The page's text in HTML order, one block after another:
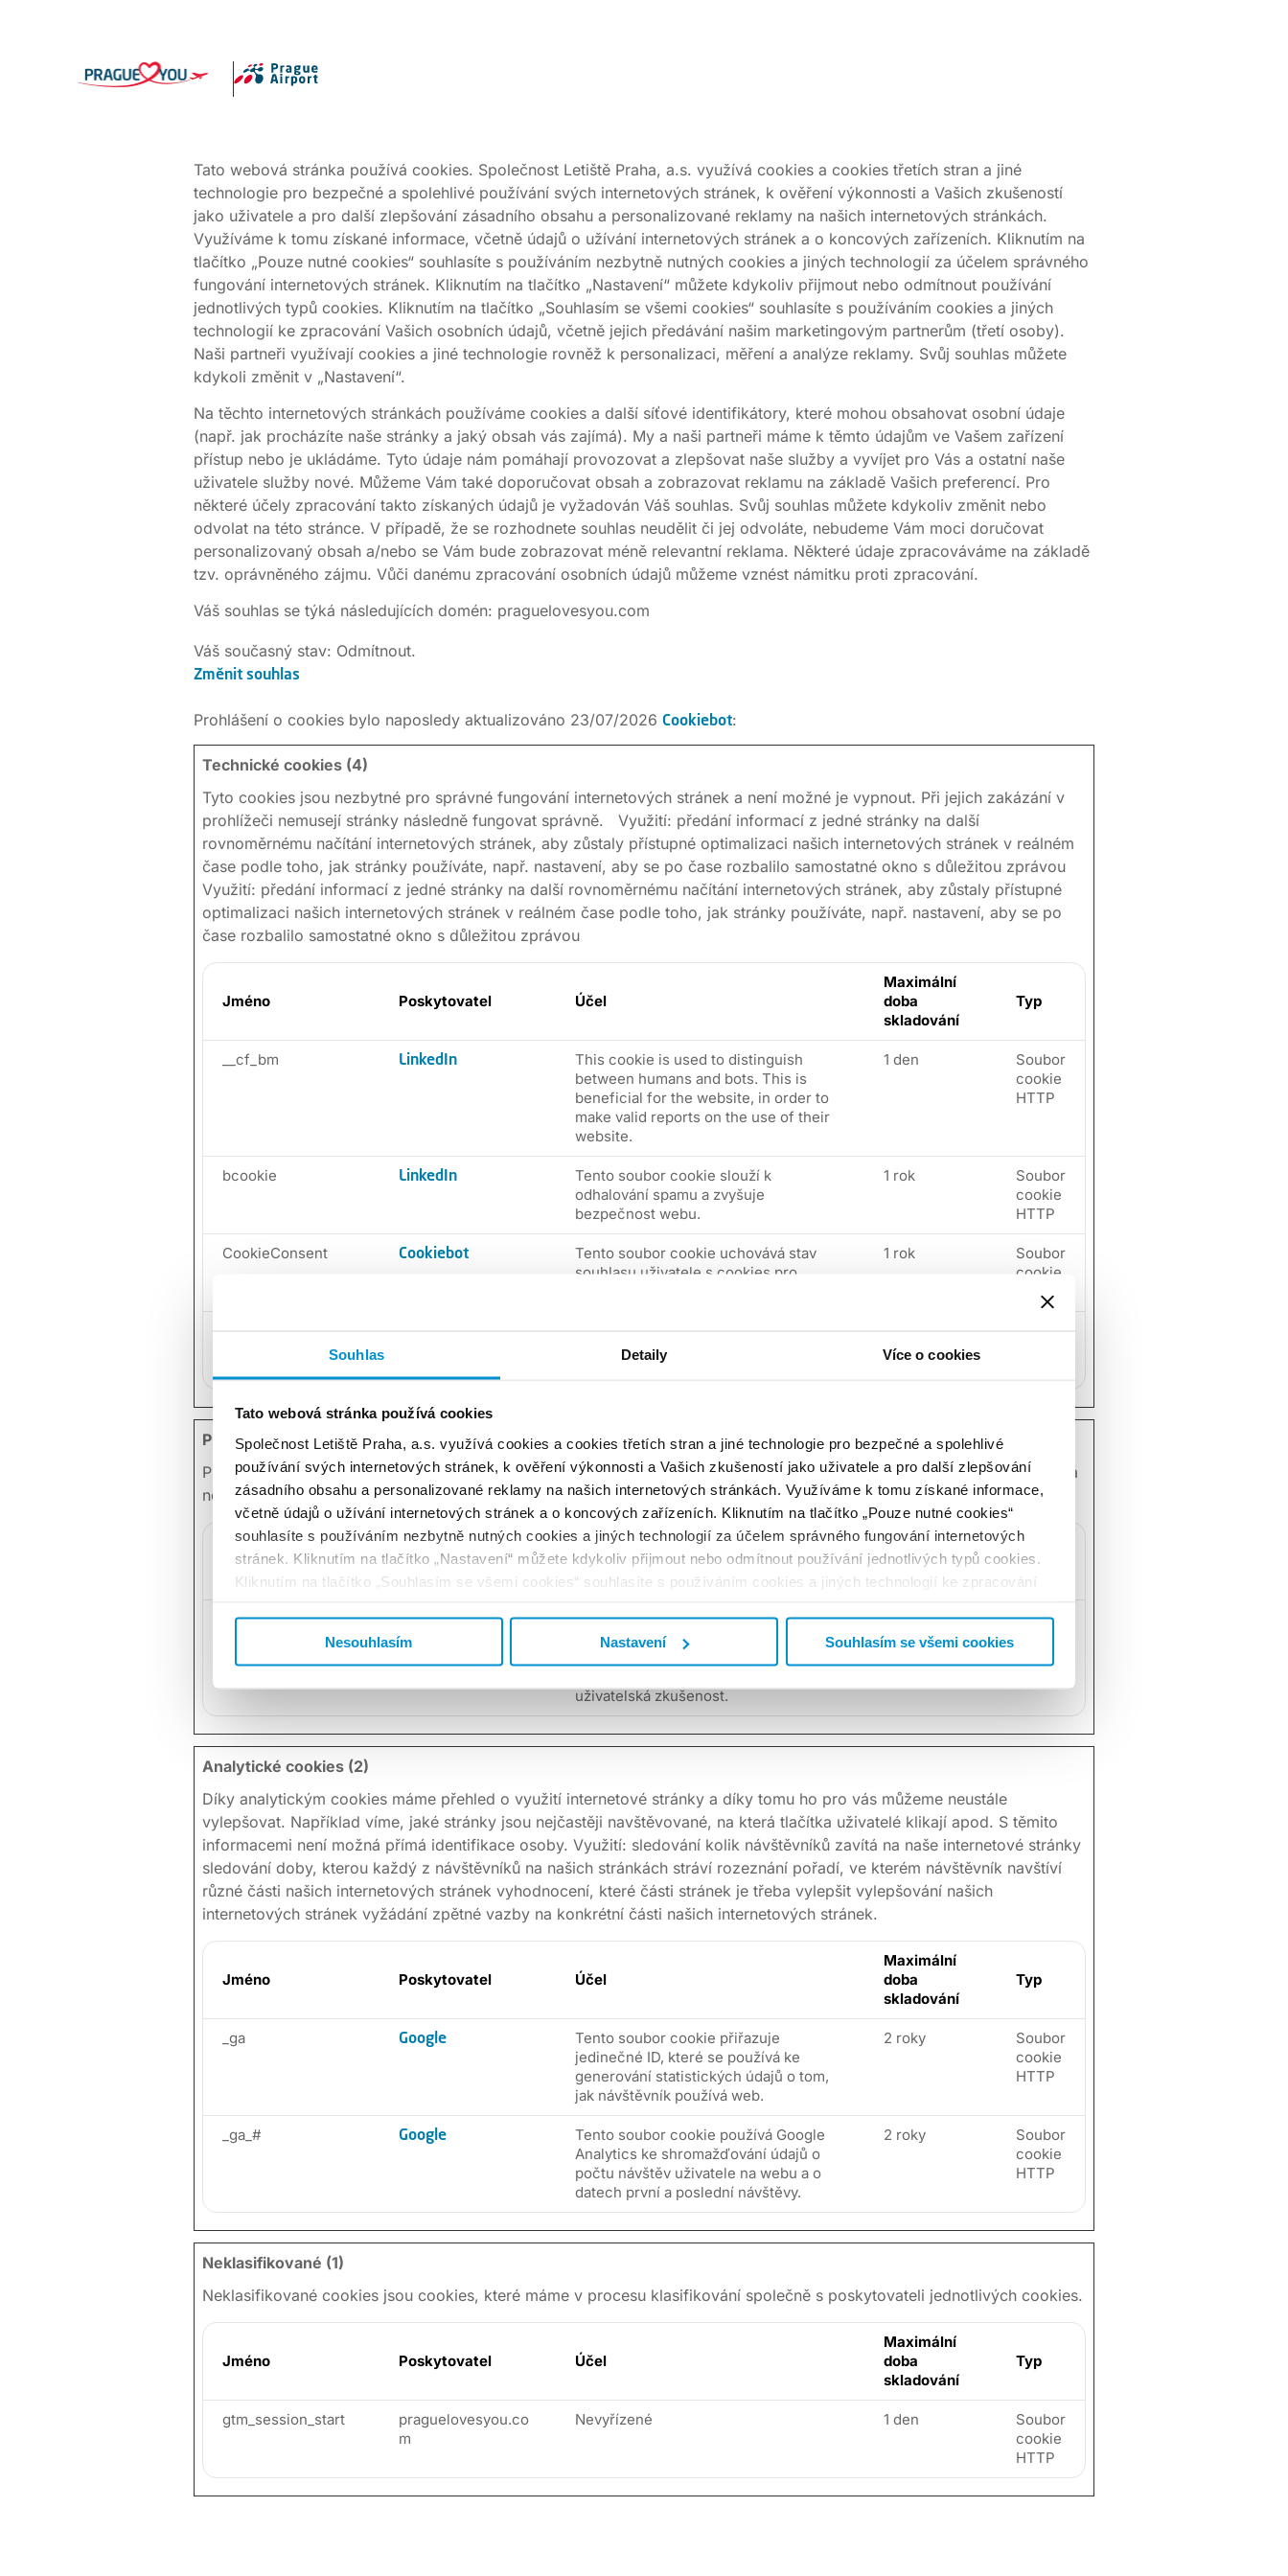
Souhlas Detaily Více o cookies
Tato webová stránka používá cookies
Společnost Letiště Praha, a.s. využívá cookies a cookies třetích stran a jiné technologie pro bezpečné a spolehlivé
používání svých internetových stránek, k ověření výkonnosti a Vašich zkušeností jako uživatele a pro další zlepšování
zásadního obsahu a personalizované reklamy na našich internetových stránkách. Využíváme k tomu získané informace,
včetně údajů o užívání internetových stránek a o koncových zařízeních. Kliknutím na tlačítko „Pouze nutné cookies“
souhlasíte s používáním nezbytně nutných cookies a jiných technologií za účelem správného fungování internetových
stránek. Kliknutím na tlačítko „Nastavení“ můžete kdykoliv přijmout nebo odmítnout používání jednotlivých typů cookies.
Kliknutím na tlačítko „Souhlasím se všemi cookies“ souhlasíte s používáním cookies a jiných technologií ke zpracování
Nesouhlasím Nastavení Souhlasím se všemi cookies
Tato webová stránka používá cookies. Společnost Letiště Praha, a.s. využívá cookies a cookies třetích stran a jiné
technologie pro bezpečné a spolehlivé používání svých internetových stránek, k ověření výkonnosti a Vašich zkušeností
jako uživatele a pro další zlepšování zásadního obsahu a personalizované reklamy na našich internetových stránkách.
Využíváme k tomu získané informace, včetně údajů o užívání internetových stránek a o koncových zařízeních. Kliknutím na
tlačítko „Pouze nutné cookies“ souhlasíte s používáním nezbytně nutných cookies a jiných technologií za účelem správného
fungování internetových stránek. Kliknutím na tlačítko „Nastavení“ můžete kdykoliv přijmout nebo odmítnout používání
jednotlivých typů cookies. Kliknutím na tlačítko „Souhlasím se všemi cookies“ souhlasíte s používáním cookies a jiných
technologií ke zpracování Vašich osobních údajů, včetně jejich předávání našim marketingovým partnerům (třetí osoby).
Naši partneři využívají cookies a jiné technologie rovněž k personalizaci, měření a analýze reklamy. Svůj souhlas můžete
kdykoli změnit v „Nastavení“.
Na těchto internetových stránkách používáme cookies a další síťové identifikátory, které mohou obsahovat osobní údaje
(např. jak procházíte naše stránky a jaký obsah vás zajímá). My a naši partneři máme k těmto údajům ve Vašem zařízení
přístup nebo je ukládáme. Tyto údaje nám pomáhají provozovat a zlepšovat naše služby a vyvíjet pro Vás a ostatní naše
uživatele služby nové. Můžeme Vám také doporučovat obsah a zobrazovat reklamu na základě Vašich preferencí. Pro
některé účely zpracování takto získaných údajů je vyžadován Váš souhlas. Svůj souhlas můžete kdykoliv změnit nebo
odvolat na této stránce. V případě, že se rozhodnete souhlas neudělit či jej odvoláte, nebudeme Vám moci doručovat
personalizovaný obsah a/nebo se Vám bude zobrazovat méně relevantní reklama. Některé údaje zpracováváme na základě
tzv. oprávněného zájmu. Vůči danému zpracování osobních údajů můžeme vznést námitku proti zpracování.
Váš souhlas se týká následujících domén: praguelovesyou.com
Váš současný stav: Odmítnout.
Změnit souhlas
Prohlášení o cookies bylo naposledy aktualizováno 23/07/2026 Cookiebot:
Technické cookies (4)
Tyto cookies jsou nezbytné pro správné fungování internetových stránek a není možné je vypnout. Při jejich zakázání v
prohlížeči nemusejí stránky následně fungovat správně. Využití: předání informací z jedné stránky na další
rovnoměrnému načítání internetových stránek, aby zůstaly přístupné optimalizaci našich internetových stránek v reálném
čase podle toho, jak stránky používáte, např. nastavení, aby se po čase rozbalilo samostatné okno s důležitou zprávou
Využití: předání informací z jedné stránky na další rovnoměrnému načítání internetových stránek, aby zůstaly přístupné
optimalizaci našich internetových stránek v reálném čase podle toho, jak stránky používáte, např. nastavení, aby se po
čase rozbalilo samostatné okno s důležitou zprávou
Jméno Poskytovatel Účel
Maximální
doba
skladování
Typ
__cf_bm LinkedIn
This cookie is used to distinguish
between humans and bots. This is
beneficial for the website, in order to
make valid reports on the use of their
website.
1 den
Soubor
cookie
HTTP
bcookie LinkedIn
Tento soubor cookie slouží k
odhalování spamu a zvyšuje
bezpečnost webu.
1 rok
Soubor
cookie
HTTP
CookieConsent Cookiebot
Tento soubor cookie uchovává stav
souhlasu uživatele s cookies pro
1 rok
Soubor
cookie
HTTP
souhlasu uživatele s cookies pro
aktuální doménu.
Preferenční (1)
Preferenční cookies umožňují, aby si webová stránka zapamatovala informace, které mění, jak se webová stránka chová
nebo jak vypadá. Je to například preferovaný jazyk nebo region, kde se nacházíte.
Jméno Poskytovatel Účel
Maximální
doba
skladování
Typ
lidc LinkedIn
Tento soubor cookie zaznamenává,
která serverová skupina obsluhuje
uživatelská zkušenost.
1 den
Soubor
Analytické cookies (2)
Díky analytickým cookies máme přehled o využití internetové stránky a díky tomu ho pro vás můžeme neustále
vylepšovat. Například víme, jaké stránky jsou nejčastěji navštěvované, na která tlačítka uživatelé klikají apod. S těmito
informacemi není možná přímá identifikace osoby. Využití: sledování kolik návštěvníků zavítá na naše internetové stránky
sledování doby, kterou každý z návštěvníků na našich stránkách stráví rozeznání pořadí, ve kterém návštěvník navštíví
různé části našich internetových stránek vyhodnocení, které části stránek je třeba vylepšit vylepšování našich
internetových stránek vyžádání zpětné vazby na konkrétní části našich internetových stránek.
Jméno Poskytovatel Účel
Maximální
doba
skladování
Typ
_ga Google
Tento soubor cookie přiřazuje
jedinečné ID, které se používá ke
generování statistických údajů o tom,
jak návštěvník používá web.
2 roky
Soubor
cookie
HTTP
_ga_# Google
Tento soubor cookie používá Google
Analytics ke shromažďování údajů o
počtu návštěv uživatele na webu a o
datech první a poslední návštěvy.
2 roky
Soubor
cookie
HTTP
Neklasifikované (1)
Neklasifikované cookies jsou cookies, které máme v procesu klasifikování společně s poskytovateli jednotlivých cookies.
Jméno Poskytovatel Účel
Maximální
doba
skladování
Typ
gtm_session_start
praguelovesyou.co
m
Nevyřízené 1 den
Soubor
cookie
HTTP